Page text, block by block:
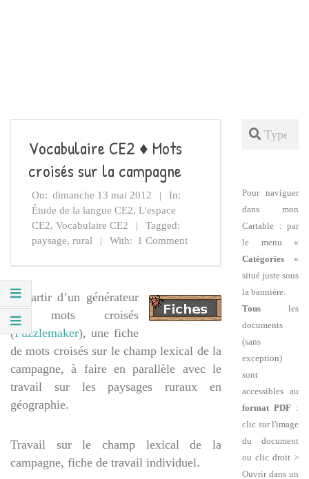
Vocabulaire CE2 ♦ Mots
croisés sur la campagne
On: dimanche 13 mai 2012
In:
Étude de la langue CE2, L'espace
CE2, Vocabulaire CE2
Tagged:
paysage, rural With: 1 Comment
A partir d’un générateur
de mots croisés
(Puzzlemaker), une fiche
de mots croisés sur le champ lexical de la
campagne, à faire en parallèle avec le
travail sur les paysages ruraux en
géographie.
Travail sur le champ lexical de la
campagne, fiche de travail individuel.
Search
Pour naviguer
dans mon
Cartable : par
le menu «
Catégories »
situé juste sous
la bannière.
Tous les
documents
(sans
exception)
sont
accessibles au
format PDF :
clic sur l'image
du document
ou clic droit >
Ouvrir dans un